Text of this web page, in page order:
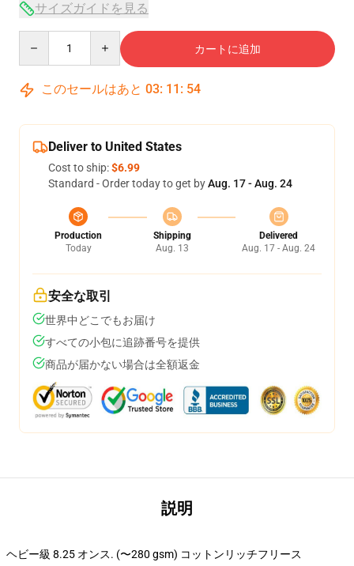
サイズガイドを見る
カートに追加
このセールはあと 03: 11 : 54
Deliver to United States
Cost to ship:$6.99
Standard - Order today to get byAug. 17 - Aug. 24
Production
Today
Shipping
Aug. 13
Delivered
Aug. 17 - Aug. 24
安全な取引
世界中どこでもお届け
すべての小包に追跡番号を提供
商品が届かない場合は全額返金
説明
ヘビー級 8.25 オンス. (〜280 gsm) コットンリッチフリース